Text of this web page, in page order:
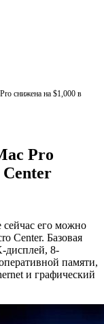
снижена на $1,000 в
Pro
его можно
Center. Базовая
дисплей, 8-
памяти,
и графический